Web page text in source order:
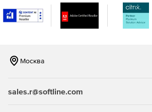
спискам, что позволяет как
определенные адреса, так и
эффективность.
сотрудников, а следовательно –
Москва
sales.r@softline.com